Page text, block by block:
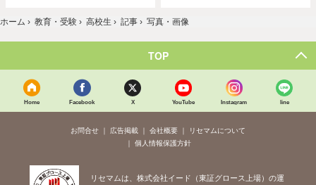
ホーム › 教育・受験 › 高校生 › 記事 › 写真・画像
TOP
Home Facebook X YouTube Instagram line
お問合せ 広告掲載 会社概要
リセマムについて
個人情報保護方針
リセマムは、株式会社イード（東証グロース上場）の運